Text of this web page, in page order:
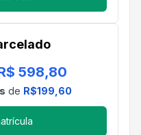
598,80
de R$199,60